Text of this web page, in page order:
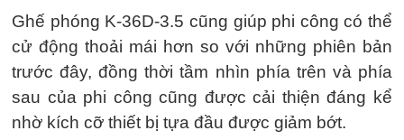
Ghế phóng K-36D-3.5 cũng giúp phi công có thể
cử động thoải mái hơn so với những phiên bản
trước đây, đồng thời tầm nhìn phía trên và phía
sau của phi công cũng được cải thiện đáng kể
nhờ kích cỡ thiết bị tựa đầu được giảm bớt.